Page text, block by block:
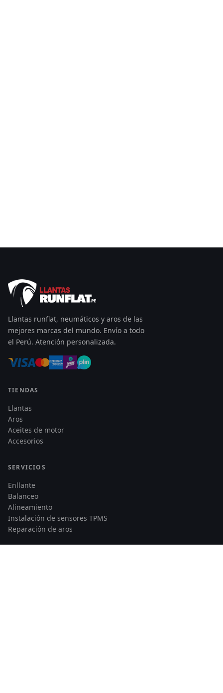
Llantas runflat, neumáticos y aros de las
mejores marcas del mundo. Envío a todo
el Perú. Atención personalizada.
TIENDAS
Llantas
Aros
Aceites de motor
Accesorios
SERVICIOS
Enllante
Balanceo
Alineamiento
Instalación de sensores TPMS
Reparación de aros